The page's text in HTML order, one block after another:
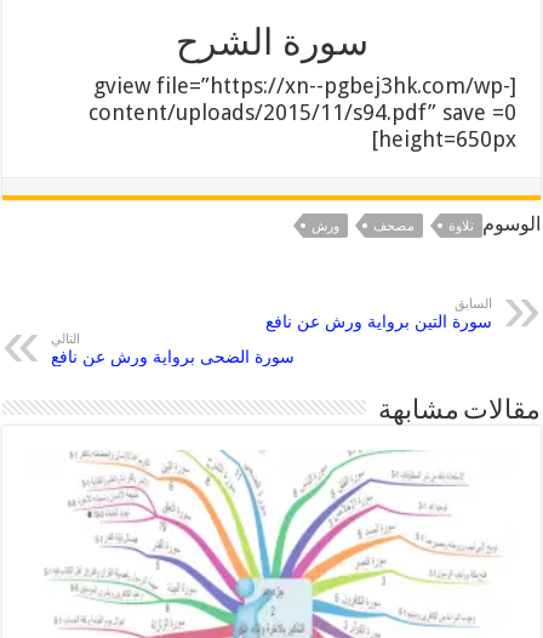
سورة الشرح
[gview file=”https://xn--pgbej3hk.com/wp-
content/uploads/2015/11/s94.pdf” save =0
height=650px]
الوسوم تلاوة مصحف ورش
السابق
سورة التين برواية ورش عن نافع
التالي
سورة الضحى برواية ورش عن نافع
مقالات مشابهة